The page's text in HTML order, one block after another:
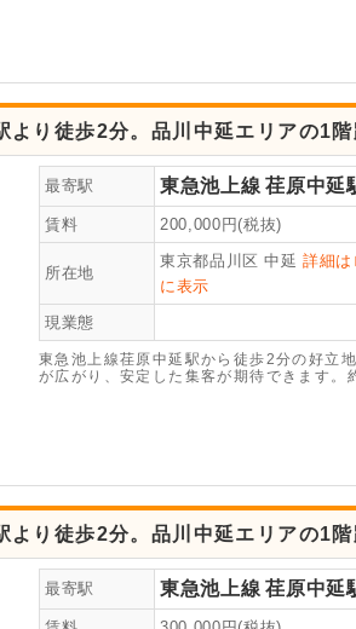
より徒歩2分。品川中延エリアの1階
最寄駅 東急池上線 荏原中延
賃料 200,000円(税抜)
所在地
東京都品川区 中延 詳細は
に表示
現業態
東急池上線荏原中延駅から徒歩2分の好立
が広がり、安定した集客が期待できます
より徒歩2分。品川中延エリアの1階
最寄駅 東急池上線 荏原中延